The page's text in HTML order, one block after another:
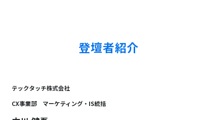
登壇者紹介
テックタッチ株式会社
CX事業部 マーケティング・IS統括